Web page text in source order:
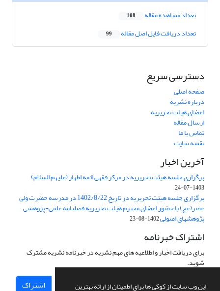
این وب سایت از کوکی ها برای اطمینان از ارائه بهترین
تعداد مشاهده مقاله 108
تعداد دریافت فایل اصل مقاله 99
دسترسی سریع
صفحه اصلی
درباره نشریه
اعضای هیات تحریریه
ارسال مقاله
تماس با ما
نقشه سایت
آخرین اخبار
برگزاری جلسه هیئت تحریریه در مرکز فقهی ائمه اطهار (علیهم السلام)
1403-07-24
برگزاری جلسه هیئت تحریریه در تاریخ 1402/8/22 در مدرسه حضرت ولی
عصر(عج) با حضور اعضای محترم هیئت تحریریه فصلنامه علمی-پژوهشی
پژوهشهای اصولی1402-08-23
اشتراک خبرنامه
برای دریافت اخبار و اطلاعیه های مهم نشریه در خبرنامه نشریه مشترک
شوید.
اشتراک